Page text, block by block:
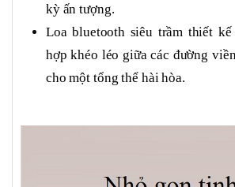
kỳ ấn tượng.
Loa bluetooth siêu trầm thiết
hợp khéo léo giữa các đường
cho một tổng thể hài hòa.